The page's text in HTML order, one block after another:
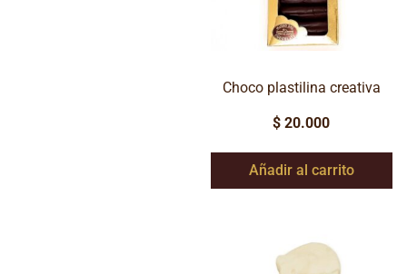
Choco plastilina creativa
$ 20.000
Añadir al carrito